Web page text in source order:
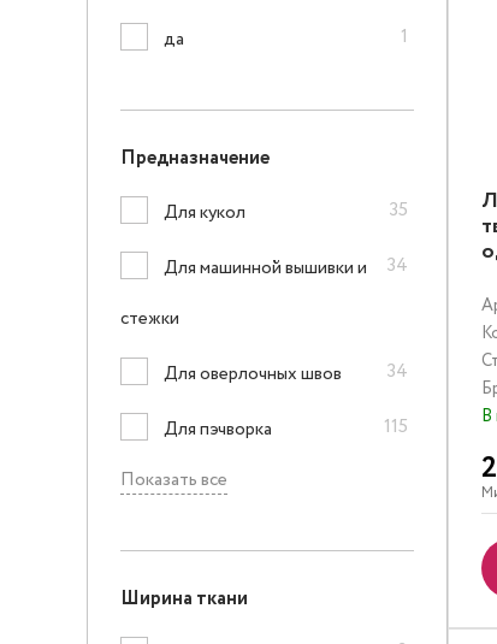
да 1
Предназначение
Для кукол 35
Для машинной вышивки и
стежки
34
Для оверлочных швов 34
Для пэчворка 115
Показать все
Ширина ткани
В